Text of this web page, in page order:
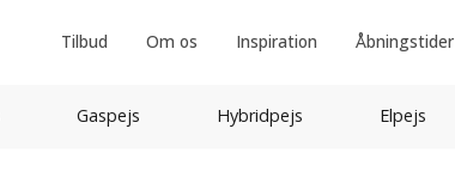
Tilbud Om os Inspiration Åbningstider
Gaspejs Hybridpejs Elpejs